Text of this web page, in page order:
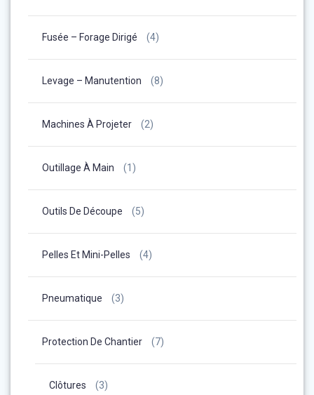
Fusée – Forage Dirigé (4)
Levage – Manutention (8)
Machines À Projeter (2)
Outillage À Main (1)
Outils De Découpe (5)
Pelles Et Mini-Pelles (4)
Pneumatique (3)
Protection De Chantier (7)
Clôtures (3)